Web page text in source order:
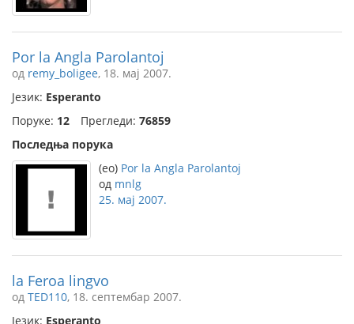
Por la Angla Parolantoj
од remy_boligee, 18. мај 2007.
Језик: Esperanto
Поруке: 12 Прегледи: 76859
Последња порука
(eo) Por la Angla Parolantoj
од mnlg
25. мај 2007.
la Feroa lingvo
од TED110, 18. септембар 2007.
Језик: Esperanto